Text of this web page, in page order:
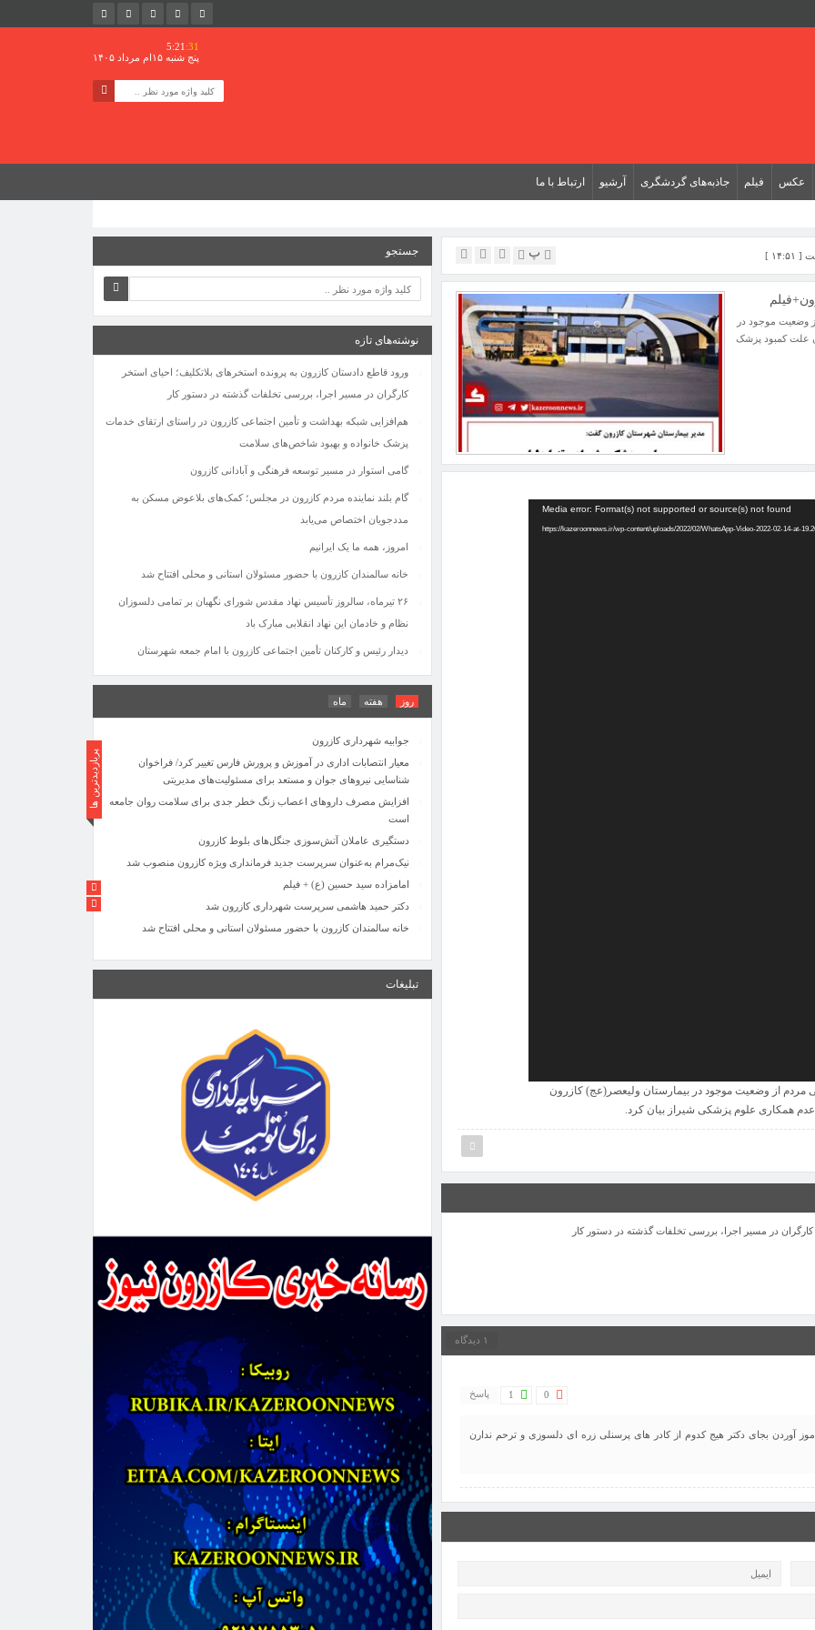
5:21 :31
پنج شنبه ۱۵ام مرداد ۱۴۰۵
عکس فیلم جاذبه‌های گردشگری آرشیو ارتباط با ما
پ
وضعیت موجود در
علت کمبود پزشک
Media error: Format(s) not supported or source(s) not found
مردم از وضعیت موجود در بیمارستان ولیعصر(عج) کازرون
همکاری علوم پزشکی شیراز بیان کرد.
در مسیر اجرا، بررسی تخلفات گذشته در دستور کار
۱ دیدگاه
پاسخ 1 0
آوردن بجای دکتر هیج کدوم از کادر های پرسنلی زره ای دلسوزی و ترحم ندارن
جستجو
نوشته‌های تازه
ورود قاطع دادستان کازرون به پرونده استخرهای بلاتکلیف؛ احیای استخر
کارگران در مسیر اجرا، بررسی تخلفات گذشته در دستور کار
هم‌افزایی شبکه بهداشت و تأمین اجتماعی کازرون در راستای ارتقای خدمات
پزشک خانواده و بهبود شاخص‌های سلامت
گامی استوار در مسیر توسعه فرهنگی و آبادانی کازرون
گام بلند نماینده مردم کازرون در مجلس؛ کمک‌های بلاعوض مسکن به
مددجویان اختصاص می‌یابد
امروز، همه ما یک ایرانیم
خانه سالمندان کازرون با حضور مسئولان استانی و محلی افتتاح شد
۲۶ تیرماه، سالروز تأسیس نهاد مقدس شورای نگهبان بر تمامی دلسوزان
نظام و خادمان این نهاد انقلابی مبارک باد
دیدار رئیس و کارکنان تأمین اجتماعی کازرون با امام جمعه شهرستان
روز هفته ماه
پربازدیدترین ها
است
دستگیری عاملان آتش‌سوزی جنگل‌های بلوط کازرون
خانه سالمندان کازرون با حضور مسئولان استانی و محلی افتتاح شد
دهستان کمارج
امامزاده سید حسین
جوابیه شهرداری کازرون
معیار انتصابات اداری در آموزش و پرورش فارس تغییر کرد/ فراخوان
شناسایی نیروهای جوان و مستعد برای مسئولیت‌های مدیریتی
افزایش مصرف داروهای اعصاب زنگ خطر جدی برای سلامت روان جامعه
است
دستگیری عاملان آتش‌سوزی جنگل‌های بلوط کازرون
نیک‌مرام به‌عنوان سرپرست جدید فرمانداری ویژه کازرون منصوب شد
امامزاده سید حسین (ع) + فیلم
دکتر حمید هاشمی سرپرست شهرداری کازرون شد
خانه سالمندان کازرون با حضور مسئولان استانی و محلی افتتاح شد
امامزاده سید حسین
معیار انتصابات اداری در آموزش و پرورش فارس تغییر کرد/ فراخوان
شناسایی نیروهای جوان و مستعد برای مسئولیت‌های مدیریتی
افزایش مصرف داروهای اعصاب زنگ خطر جدی برای سلامت روان جامعه
دستگیری عاملان آتش‌سوزی جنگل‌های بلوط کازرون
نیک‌مرام به‌عنوان سرپرست جدید فرمانداری ویژه کازرون منصوب شد
امامزاده سید حسین (ع) + فیلم
دکتر حمید هاشمی سرپرست شهرداری کازرون شد
خانه سالمندان کازرون با حضور مسئولان استانی و محلی افتتاح شد
تبلیغات